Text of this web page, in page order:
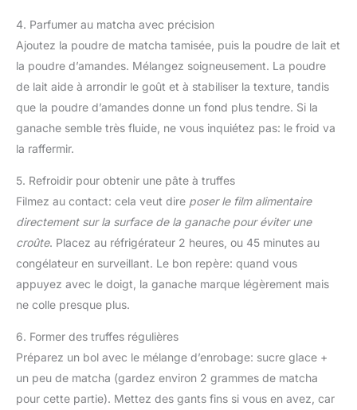
4. Parfumer au matcha avec précision
Ajoutez la poudre de matcha tamisée, puis la poudre de lait et
la poudre d’amandes. Mélangez soigneusement. La poudre
de lait aide à arrondir le goût et à stabiliser la texture, tandis
que la poudre d’amandes donne un fond plus tendre. Si la
ganache semble très fluide, ne vous inquiétez pas: le froid va
la raffermir.
5. Refroidir pour obtenir une pâte à truffes
Filmez au contact: cela veut dire poser le film alimentaire
directement sur la surface de la ganache pour éviter une
croûte. Placez au réfrigérateur 2 heures, ou 45 minutes au
congélateur en surveillant. Le bon repère: quand vous
appuyez avec le doigt, la ganache marque légèrement mais
ne colle presque plus.
6. Former des truffes régulières
Préparez un bol avec le mélange d’enrobage: sucre glace +
un peu de matcha (gardez environ 2 grammes de matcha
pour cette partie). Mettez des gants fins si vous en avez, car